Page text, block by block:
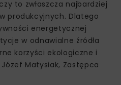
to zwłaszcza najbardziej
produkcyjnych. Dlatego
energetycznej
w odnawialne źródła
korzyści ekologiczne i
Matysiak, Zastępca